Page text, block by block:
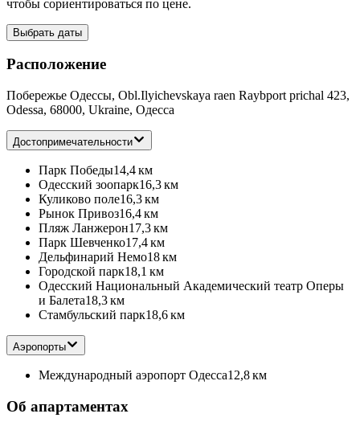
чтобы сориентироваться по цене.
Выбрать даты
Расположение
Побережье Одессы, Obl.Ilyichevskaya raen Raybport prichal 423,
Odessa, 68000, Ukraine, Одесса
Достопримечательности
Парк Победы14,4 км
Одесский зоопарк16,3 км
Куликово поле16,3 км
Рынок Привоз16,4 км
Пляж Ланжерон17,3 км
Парк Шевченко17,4 км
Дельфинарий Немо18 км
Городской парк18,1 км
Одесский Национальный Академический театр Оперы
и Балета18,3 км
Стамбульский парк18,6 км
Аэропорты
Международный аэропорт Одесса12,8 км
Об апартаментах